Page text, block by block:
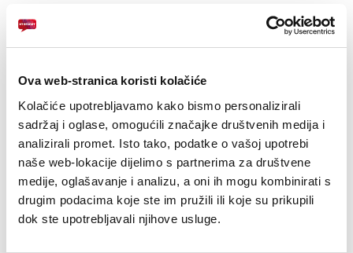
Ova web-stranica koristi kolačiće
Kolačiće upotrebljavamo kako bismo personalizirali
sadržaj i oglase, omogućili značajke društvenih medija i
analizirali promet. Isto tako, podatke o vašoj upotrebi
naše web-lokacije dijelimo s partnerima za društvene
medije, oglašavanje i analizu, a oni ih mogu kombinirati s
drugim podacima koje ste im pružili ili koje su prikupili
dok ste upotrebljavali njihove usluge.
Izvješće o gotovinskim tijekovima - neizravna metoda 2024
Izvješće o promjenama kapitala 2024
Opći podaci 2024
Godišnje izvješće o poslovanju za
2023. godinu
Bilanca stanja 2023